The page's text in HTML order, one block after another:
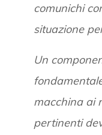
comunichi
situazione
Un
macchina ai
pertinenti